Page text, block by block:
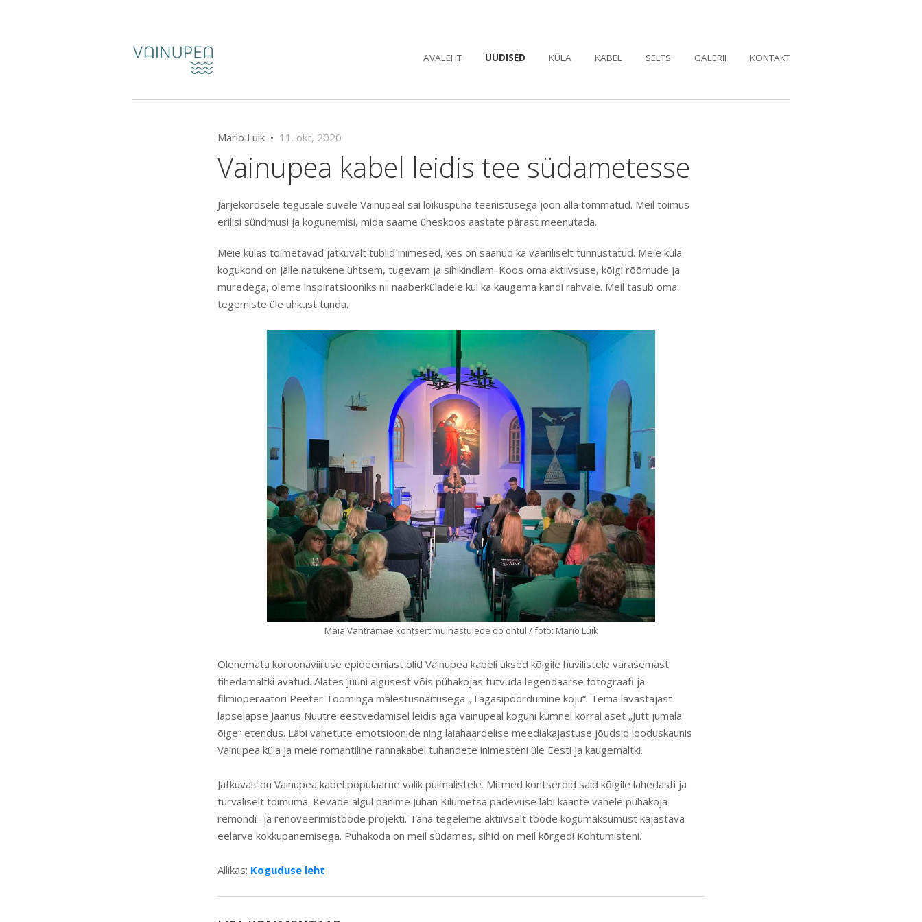
AVALEHT UUDISED KÜLA KABEL SELTS GALERII KONTAKT
Mario Luik • 11. okt, 2020
Vainupea kabel leidis tee südametesse
Järjekordsele tegusale suvele Vainupeal sai lõikuspüha teenistusega joon alla tõmmatud. Meil toimus
erilisi sündmusi ja kogunemisi, mida saame üheskoos aastate pärast meenutada.
Meie külas toimetavad jätkuvalt tublid inimesed, kes on saanud ka vääriliselt tunnustatud. Meie küla
kogukond on jälle natukene ühtsem, tugevam ja sihikindlam. Koos oma aktiivsuse, kõigi rõõmude ja
muredega, oleme inspiratsiooniks nii naaberküladele kui ka kaugema kandi rahvale. Meil tasub oma
tegemiste üle uhkust tunda.
Maia Vahtramäe kontsert muinastulede öö õhtul / foto: Mario Luik
Olenemata koroonaviiruse epideemiast olid Vainupea kabeli uksed kõigile huvilistele varasemast
tihedamaltki avatud. Alates juuni algusest võis pühakojas tutvuda legendaarse fotograafi ja
filmioperaatori Peeter Toominga mälestusnäitusega „Tagasipöördumine koju“. Tema lavastajast
lapselapse Jaanus Nuutre eestvedamisel leidis aga Vainupeal koguni kümnel korral aset „Jutt jumala
õige“ etendus. Läbi vahetute emotsioonide ning laiahaardelise meediakajastuse jõudsid looduskaunis
Vainupea küla ja meie romantiline rannakabel tuhandete inimesteni üle Eesti ja kaugemaltki.
Jätkuvalt on Vainupea kabel populaarne valik pulmalistele. Mitmed kontserdid said kõigile lahedasti ja
turvaliselt toimuma. Kevade algul panime Juhan Kilumetsa pädevuse läbi kaante vahele pühakoja
remondi- ja renoveerimistööde projekti. Täna tegeleme aktiivselt tööde kogumaksumust kajastava
eelarve kokkupanemisega. Pühakoda on meil südames, sihid on meil kõrged! Kohtumisteni.
Allikas: Koguduse leht